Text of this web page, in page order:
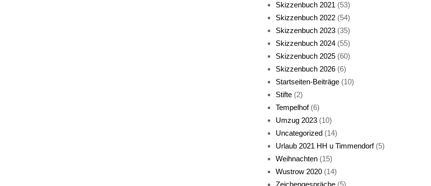
Katze sturmerprobt
KatzenFenster
Skizzenbuch 2021 (53)
Skizzenbuch 2022(54)
Skizzenbuch 2023(35)
Skizzenbuch 2024(55)
Skizzenbuch 2025(60)
Skizzenbuch 2026(6)
Startseiten-Beiträge(10)
Stifte(2)
Tempelhof(6)
Umzug 2023(10)
Uncategorized(14)
Urlaub 2021 HH u Timmendorf(5)
Weihnachten(15)
Wustrow 2020(14)
Zeichengespräche(5)